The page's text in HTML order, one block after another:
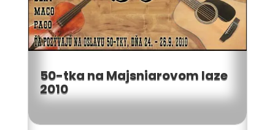
50-tka na Majsniarovom laze
2010